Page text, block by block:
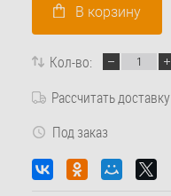
В корзину
Кол-во:
Рассчитать доставку
Под заказ